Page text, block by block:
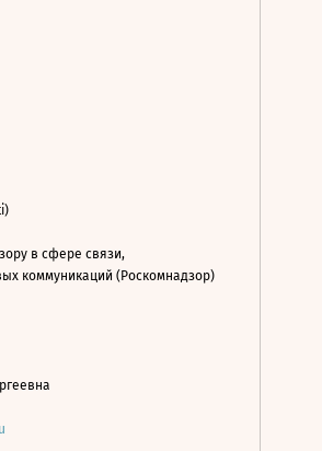
в сфере связи,
коммуникаций (Роскомнадзор)